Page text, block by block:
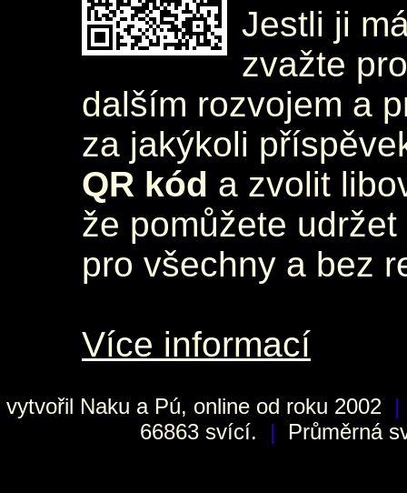
Jestli ji
zvažte
dalším rozvojem a
za jakýkoli
QR kód a zvolit
že pomůžete
pro všechny a bez
Více informací
vytvořil Naku a Pú, online od roku 2002 |
66863 svící.
| Průměrná